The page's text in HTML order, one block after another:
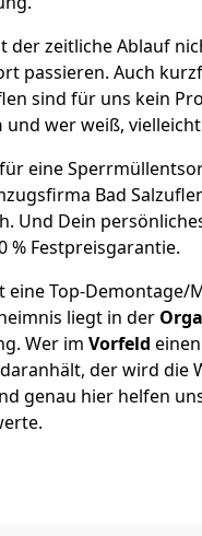
der zeitliche Ablauf
passieren. Auch
sind für uns kein
und wer weiß,
eine
Bad
Und Dein
% Festpreisgarantie.
eine Top-Demontage/
liegt in der
Wer im Vorfeld
der wird die
genau hier helfen